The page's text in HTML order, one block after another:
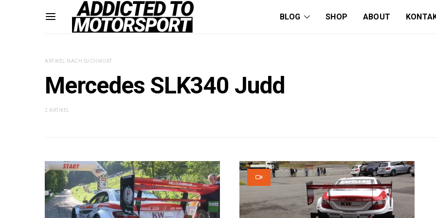
BLOG SHOP ABOUT
ARTIKEL NACH SUCHWORT
Mercedes SLK340 Judd
2 ARTIKEL